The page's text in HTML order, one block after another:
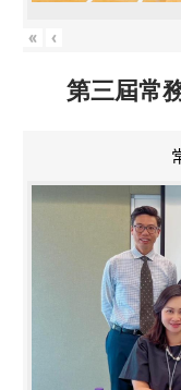
« ‹
第三屆常